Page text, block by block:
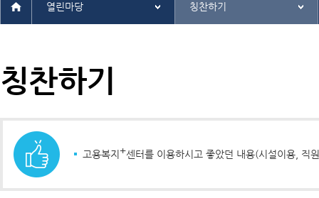
열린마당 칭찬하기
칭찬하기
고용복지 +센터를 이용하시고 좋았던 내용(시설이용, 직